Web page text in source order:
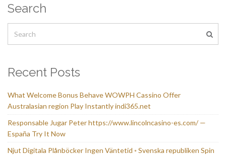
Search
Recent Posts
What Welcome Bonus Behave WOWPH Cassino Offer
Australasian region Play Instantly indi365.net
Responsable Jugar Peter https://www.lincolncasino-es.com/ —
España Try It Now
Njut Digitala Plånböcker Ingen Väntetid ◦ Svenska republiken Spin